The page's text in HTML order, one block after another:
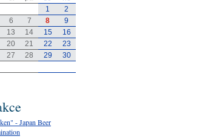
1
2
6 7 8
9
13 14 15
16
20 21 22
23
27 28 29
30
- Japan Beer